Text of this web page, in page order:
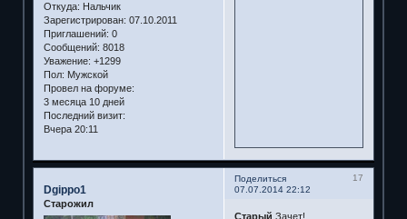
Откуда: Нальчик
Зарегистрирован: 07.10.2011
Приглашений: 0
Сообщений: 8018
Уважение: +1299
Пол: Мужской
Провел на форуме:
3 месяца 10 дней
Последний визит:
Вчера 20:11
Поделиться
17
07.07.2014 22:12
Dgippo1
Старожил
Старый Зачет!